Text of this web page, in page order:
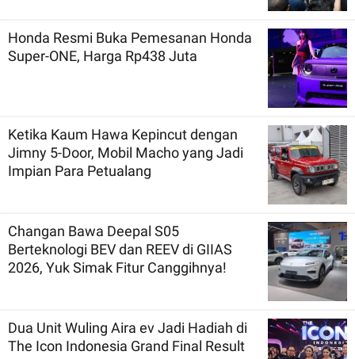
Honda Resmi Buka Pemesanan Honda
Super-ONE, Harga Rp438 Juta
Ketika Kaum Hawa Kepincut dengan
Jimny 5-Door, Mobil Macho yang Jadi
Impian Para Petualang
Changan Bawa Deepal S05
Berteknologi BEV dan REEV di GIIAS
2026, Yuk Simak Fitur Canggihnya!
Dua Unit Wuling Aira ev Jadi Hadiah di
The Icon Indonesia Grand Final Result